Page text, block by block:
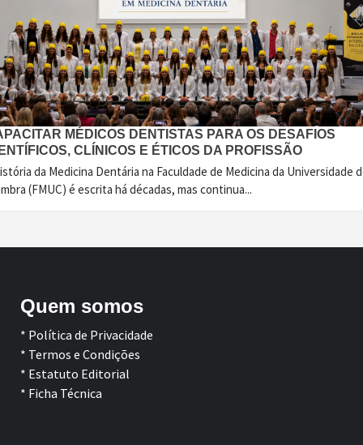
MÉDICOS DENTISTAS PARA OS DESAFIOS
CLÍNICOS E ÉTICOS DA PROFISSÃO
da Medicina Dentária na Faculdade de Medicina da Universidade
(FMUC) é escrita há décadas, mas continua...
Quem somos
* Política de Privacidade
* Termos e Condições
* Estatuto Editorial
* Ficha Técnica